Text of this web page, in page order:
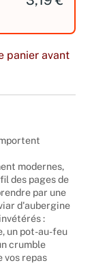
3,19 €
avant
modernes,
des pages de
par une
d'aubergine
:
un pot-au-feu
crumble
repas